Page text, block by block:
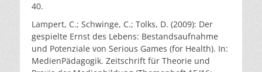
40.
Lampert, C.; Schwinge, C.; Tolks, D. (2009): Der
gespielte Ernst des Lebens: Bestandsaufnahme
und Potenziale von Serious Games (for Health). In:
MedienPädagogik. Zeitschrift für Theorie und